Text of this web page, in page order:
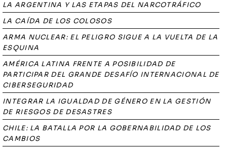
LA ARGENTINA Y LAS ETAPAS DEL NARCOTRÁFICO
LA CAÍDA DE LOS COLOSOS
ARMA NUCLEAR: EL PELIGRO SIGUE A LA VUELTA DE LA
ESQUINA
AMÉRICA LATINA FRENTE A POSIBILIDAD DE
PARTICIPAR DEL GRANDE DESAFÍO INTERNACIONAL DE
CIBERSEGURIDAD
INTEGRAR LA IGUALDAD DE GÉNERO EN LA GESTIÓN
DE RIESGOS DE DESASTRES
CHILE: LA BATALLA POR LA GOBERNABILIDAD DE LOS
CAMBIOS